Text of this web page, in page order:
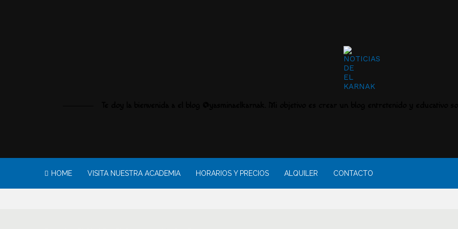
HOME VISITA NUESTRA ACADEMIA HORARIOS Y PRECIOS ALQUILER CONTACTO